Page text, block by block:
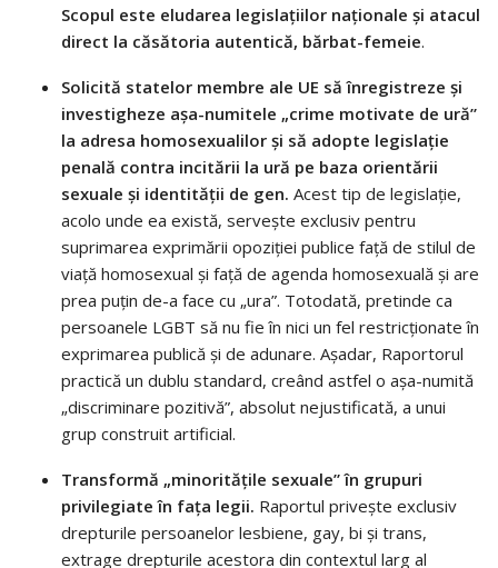
Scopul este eludarea legislațiilor naționale și atacul
direct la căsătoria autentică, bărbat-femeie.
Solicită statelor membre ale UE să înregistreze și
investigheze așa-numitele „crime motivate de ură”
la adresa homosexualilor și să adopte legislație
penală contra incitării la ură pe baza orientării
sexuale și identității de gen. Acest tip de legislație,
acolo unde ea există, servește exclusiv pentru
suprimarea exprimării opoziției publice față de stilul de
viață homosexual și față de agenda homosexuală și are
prea puțin de-a face cu „ura”. Totodată, pretinde ca
persoanele LGBT să nu fie în nici un fel restricționate în
exprimarea publică și de adunare. Așadar, Raportorul
practică un dublu standard, creând astfel o așa-numită
„discriminare pozitivă”, absolut nejustificată, a unui
grup construit artificial.
Transformă „minoritățile sexuale” în grupuri
privilegiate în fața legii. Raportul privește exclusiv
drepturile persoanelor lesbiene, gay, bi și trans,
extrage drepturile acestora din contextul larg al